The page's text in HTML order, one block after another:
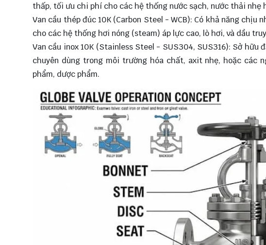
thấp, tối ưu chi phí cho các hệ thống nước sạch, nước thải nhẹ
Van cầu thép đúc 10K (Carbon Steel - WCB): Có khả năng
cho các hệ thống hơi nóng (steam) áp lực cao, lò hơi, và dầu
Van cầu inox 10K (Stainless Steel - SUS304, SUS316): Sở
chuyên dùng trong môi trường hóa chất, axit nhẹ, hoặc các
phẩm, dược phẩm.